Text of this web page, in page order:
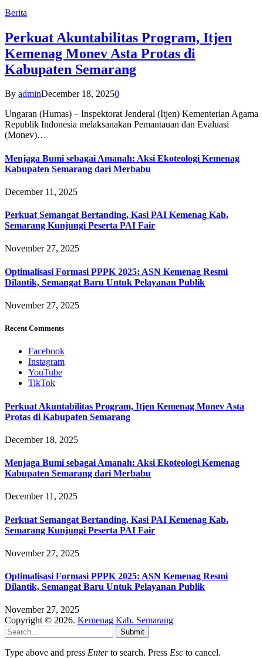
Berita
Perkuat Akuntabilitas Program, Itjen
Kemenag Monev Asta Protas di
Kabupaten Semarang
By adminDecember 18, 20250
Ungaran (Humas) – Inspektorat Jenderal (Itjen) Kementerian Agama
Republik Indonesia melaksanakan Pemantauan dan Evaluasi
(Monev)…
Menjaga Bumi sebagai Amanah: Aksi Ekoteologi Kemenag
Kabupaten Semarang dari Merbabu
December 11, 2025
Perkuat Semangat Bertanding, Kasi PAI Kemenag Kab.
Semarang Kunjungi Peserta PAI Fair
November 27, 2025
Optimalisasi Formasi PPPK 2025: ASN Kemenag Resmi
Dilantik, Semangat Baru Untuk Pelayanan Publik
November 27, 2025
Recent Comments
Facebook
Instagram
YouTube
TikTok
Perkuat Akuntabilitas Program, Itjen Kemenag Monev Asta
Protas di Kabupaten Semarang
December 18, 2025
Menjaga Bumi sebagai Amanah: Aksi Ekoteologi Kemenag
Kabupaten Semarang dari Merbabu
December 11, 2025
Perkuat Semangat Bertanding, Kasi PAI Kemenag Kab.
Semarang Kunjungi Peserta PAI Fair
November 27, 2025
Optimalisasi Formasi PPPK 2025: ASN Kemenag Resmi
Dilantik, Semangat Baru Untuk Pelayanan Publik
November 27, 2025
Copyright © 2026. Kemenag Kab. Semarang
Submit
Type above and press Enterto search. Press Esc to cancel.